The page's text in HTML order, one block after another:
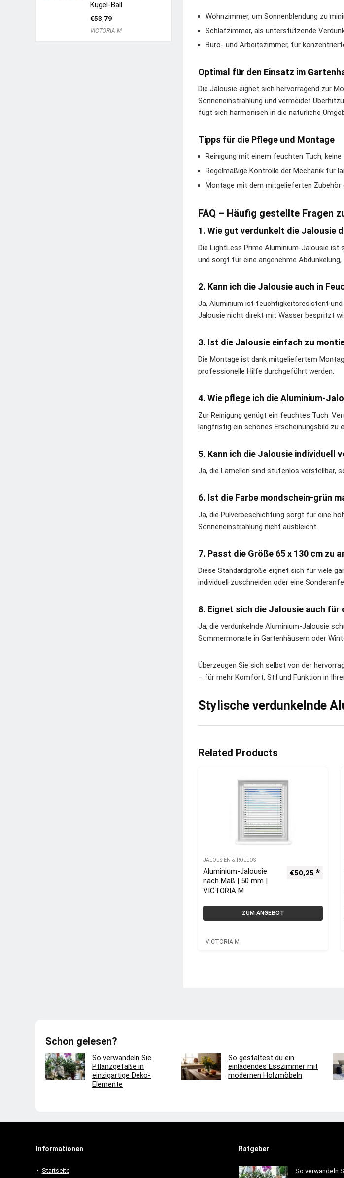
Wohnzimmer, um Sonnenblendung zu
Schlafzimmer, als unterstützende
Büro- und Arbeitszimmer, für
Optimal für den Einsatz im
Die Jalousie eignet sich hervorragend zur
Sonneneinstrahlung und vermeidet
fügt sich harmonisch in die natürliche
Tipps für die Pflege und Montage
Reinigung mit einem feuchten Tuch,
Regelmäßige Kontrolle der Mechanik für
Montage mit dem mitgelieferten Zubehör
FAQ – Häufig gestellte Fragen
1. Wie gut verdunkelt die Jalousie
Die LightLess Prime Aluminium-Jalousie ist
und sorgt für eine angenehme
2. Kann ich die Jalousie auch in
Ja, Aluminium ist feuchtigkeitsresistent und
Jalousie nicht direkt mit Wasser bespritzt
3. Ist die Jalousie einfach zu
Die Montage ist dank mitgeliefertem
professionelle Hilfe durchgeführt werden.
4. Wie pflege ich die Aluminium-
Zur Reinigung genügt ein feuchtes Tuch.
langfristig ein schönes Erscheinungsbild zu
5. Kann ich die Jalousie individuell
Ja, die Lamellen sind stufenlos verstellbar,
6. Ist die Farbe mondschein-grün
Ja, die Pulverbeschichtung sorgt für eine
Sonneneinstrahlung nicht ausbleicht.
7. Passt die Größe 65 x 130 cm zu
Diese Standardgröße eignet sich für viele
individuell zuschneiden oder eine
8. Eignet sich die Jalousie auch
Ja, die verdunkelnde Aluminium-Jalousie
Sommermonate in Gartenhäusern oder
Überzeugen Sie sich selbst von der
– für mehr Komfort, Stil und Funktion in
Stylische verdunkelnde
Related Products
JALOUSIEN & ROLLOS
Aluminium-Jalousie
nach Maß | 50 mm |
VICTORIA M
€50,25
ZUM ANGEBOT
VICTORIA M
Kugel-Ball
€53,79
VICTORIA M
Schon gelesen?
So verwandeln Sie
Pflanzgefäße in
einzigartige Deko-
Elemente
So gestaltest du ein
einladendes Esszimmer mit
modernen Holzmöbeln
Informationen
Startseite
Ratgeber
So verwandeln